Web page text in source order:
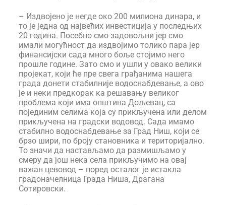
– Издвојено је негде око 200 милиона динара, и
то је једна од највећих инвестиција у последњих
20 година. Посебно смо задовољни јер смо
имали могућност да издвојимо толико пара јер
финансијски сада много боље стојимо него
прошле године. Зато смо и ушли у овако велики
пројекат, који ће пре свега грађанима нашега
града донети стабилније водоснабдевање, а ово
је и неки предкорак ка решавању великог
проблема који има општина Дољевац, са
појединим селима која су прикључена или делом
прикључена на градски водовод. Сада имамо
стабилно водоснабдевање за Град Ниш, који се
брзо шири, по броју становника и територијално.
То значи да настављамо да размишљамо у
смеру да још нека села прикључимо на овај
важан цевовод – поред осталог је истакла
градоначелница Града Ниша, Драгана
Сотировски.